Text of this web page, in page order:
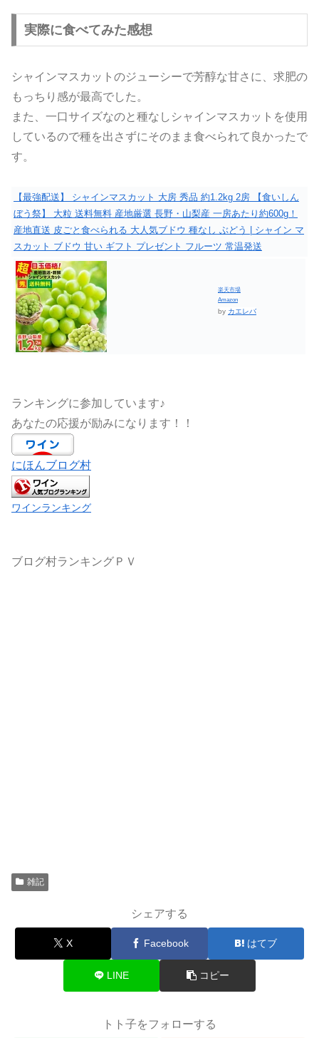
実際に食べてみた感想
シャインマスカットのジューシーで芳醇な甘さに、求肥の
もっちり感が最高でした。
また、一口サイズなのと種なしシャインマスカットを使用
しているので種を出さずにそのまま食べられて良かったで
す。
【最強配送】 シャインマスカット 大房 秀品 約1.2kg 2房 【食いしん
ぼう祭】 大粒 送料無料 産地厳選 長野・山梨産 一房あたり約600g！
産地直送 皮ごと食べられる 大人気ブドウ 種なし ぶどう | シャイン マ
スカット ブドウ 甘い ギフト プレゼント フルーツ 常温発送
楽天市場
Amazon
by カエレバ
ランキングに参加しています♪
あなたの応援が励みになります！！
にほんブログ村
ワインランキング
ブログ村ランキングＰＶ
雑記
シェアする
X Facebook はてブ
LINE コピー
トト子をフォローする